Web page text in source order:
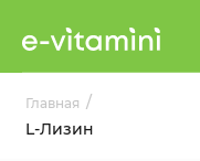
Главная /
L-Лизин